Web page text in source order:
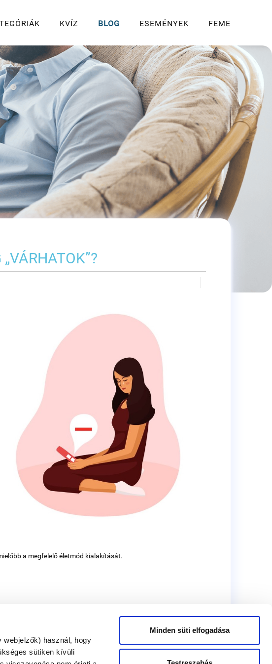
webjelzők) használ, hogy
sütiken kívüli
Minden süti elfogadása
KVÍZ BLOG ESEMÉNYEK FEME
a megfelelő életmód kialakítását.